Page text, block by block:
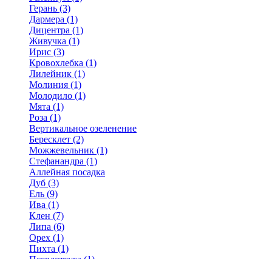
Герань (3)
Дармера (1)
Дицентра (1)
Живучка (1)
Ирис (3)
Кровохлебка (1)
Лилейник (1)
Молиния (1)
Молодило (1)
Мята (1)
Роза (1)
Вертикальное озеленение
Бересклет (2)
Можжевельник (1)
Стефанандра (1)
Аллейная посадка
Дуб (3)
Ель (9)
Ива (1)
Клен (7)
Липа (6)
Орех (1)
Пихта (1)